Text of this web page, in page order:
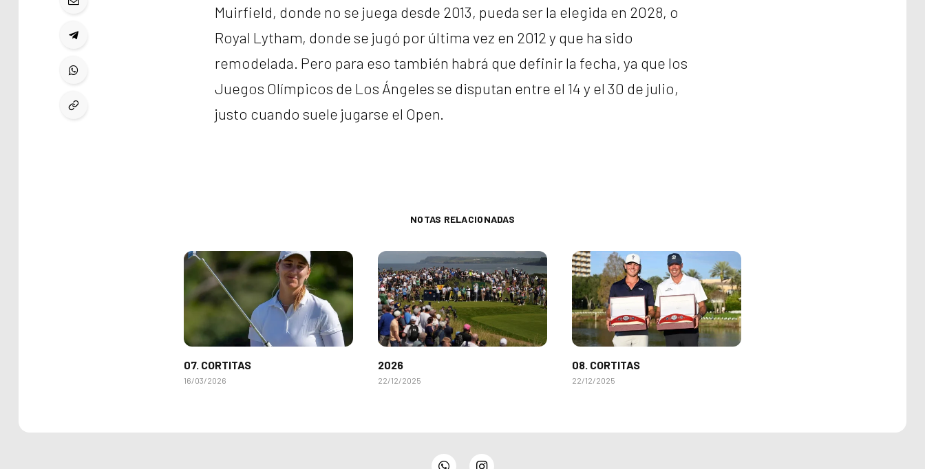
Muirfield, donde no se juega desde 2013, pueda ser la elegida en 2028, o
Royal Lytham, donde se jugó por última vez en 2012 y que ha sido
remodelada. Pero para eso también habrá que definir la fecha, ya que los
Juegos Olímpicos de Los Ángeles se disputan entre el 14 y el 30 de julio,
justo cuando suele jugarse el Open.
NOTAS RELACIONADAS
07. CORTITAS
16/03/2026
2026
22/12/2025
08. CORTITAS
22/12/2025